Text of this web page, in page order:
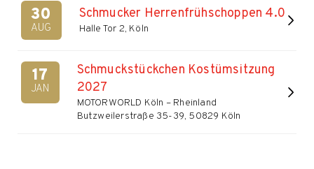
30
AUG
Schmucker Herrenfrühschoppen 4.0
Halle Tor 2, Köln
17
JAN
Schmuckstückchen Kostümsitzung
2027
MOTORWORLD Köln – Rheinland
Butzweilerstraße 35-39, 50829 Köln